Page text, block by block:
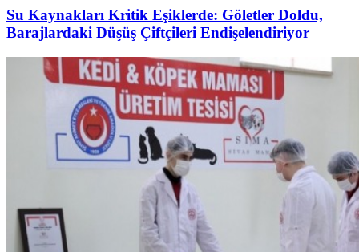
Su Kaynakları Kritik Eşiklerde: Göletler Doldu,
Barajlardaki Düşüş Çiftçileri Endişelendiriyor